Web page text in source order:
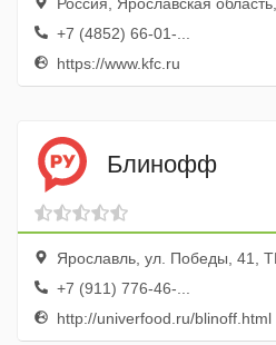
+7 (4852) 66-01-...
https://www.kfc.ru
Блинофф
Ярославль, ул. Победы, 41,
+7 (911) 776-46-...
http://univerfood.ru/blinoff.html